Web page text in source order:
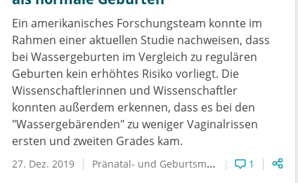
Ein amerikanisches Forschungsteam konnte im
Rahmen einer aktuellen Studie nachweisen, dass
bei Wassergeburten im Vergleich zu regulären
Geburten kein erhöhtes Risiko vorliegt. Die
Wissenschaftlerinnen und Wissenschaftler
konnten außerdem erkennen, dass es bei den
"Wassergebärenden" zu weniger Vaginalrissen
ersten und zweiten Grades kam.
27. Dez. 2019 Pränatal- und Geburtsmedizin 1